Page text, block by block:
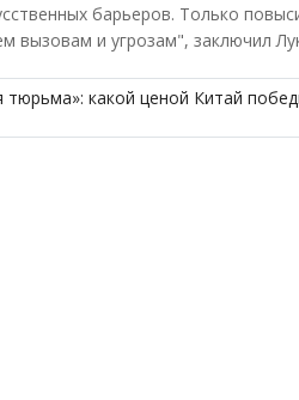
барьеров. Только
вызовам и угрозам", заключил
какой ценой Китай